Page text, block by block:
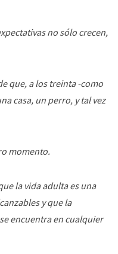
no sólo crecen,
que, a los treinta -como
casa, un perro, y tal vez
momento.
la vida adulta es una
y que la
encuentra en cualquier